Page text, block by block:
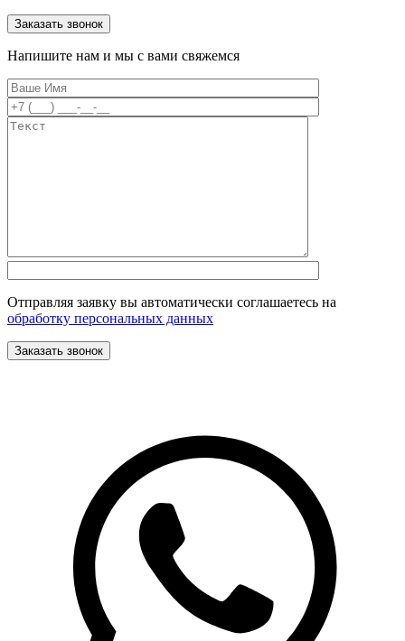
Напишите нам и мы с вами свяжемся
Отправляя заявку вы автоматически соглашаетесь на
обработку персональных данных